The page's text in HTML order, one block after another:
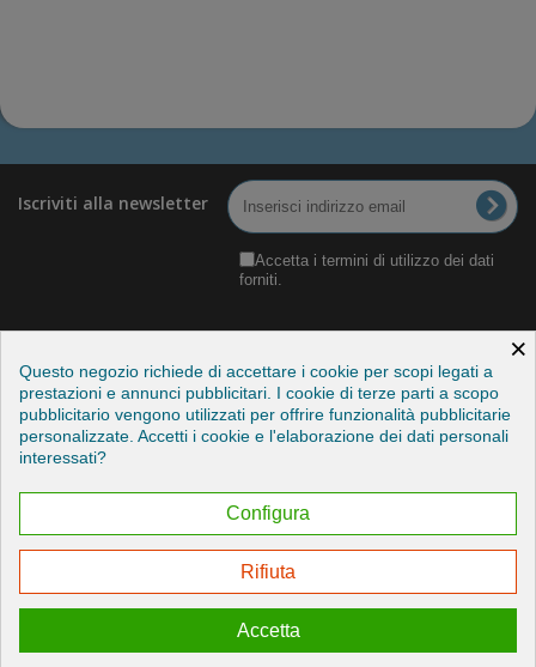
Iscriviti alla newsletter
Accetta i termini di utilizzo dei dati
forniti.
Categorie
Informazioni
×
Questo negozio richiede di accettare i cookie per scopi legati a
prestazioni e annunci pubblicitari. I cookie di terze parti a scopo
pubblicitario vengono utilizzati per offrire funzionalità pubblicitarie
personalizzate. Accetti i cookie e l'elaborazione dei dati personali
interessati?
Configura
Rifiuta
Accetta